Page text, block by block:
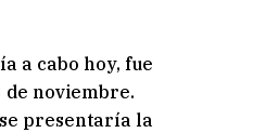
a cabo hoy, fue
noviembre.
presentaría la